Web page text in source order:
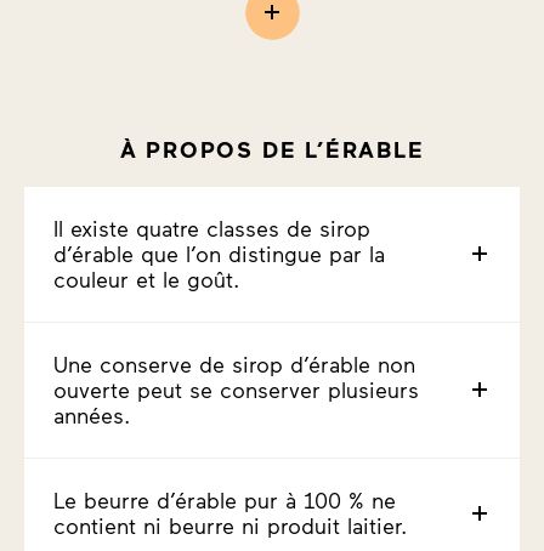
À PROPOS DE L’ÉRABLE
Il existe quatre classes de sirop
d’érable que l’on distingue par la
couleur et le goût.
Une conserve de sirop d’érable non
ouverte peut se conserver plusieurs
années.
Le beurre d’érable pur à 100 % ne
contient ni beurre ni produit laitier.